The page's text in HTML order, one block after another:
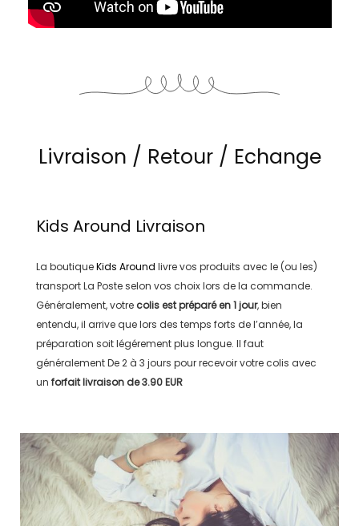
Livraison / Retour / Echange
Kids Around Livraison
La boutiqueKids Around livre vos produits avec le (ou les)
transportLa Posteselon vos choix lors de la commande.
Généralement, votre colis est préparé en1 jour, bien
entendu, il arrive que lors des temps forts de l’année, la
préparation soit légérement plus longue. Il faut
généralementDe 2 à 3 jours pour recevoir votre colis avec
un forfait livraison de3.90 EUR